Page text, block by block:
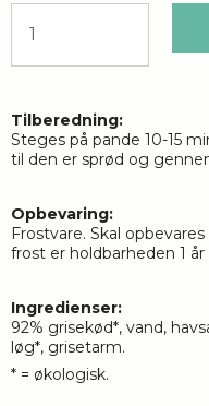
Tilberedning:
Steges på pande 10-15
til den er sprød og
Opbevaring:
Frostvare. Skal
frost er holdbarheden 1
Ingredienser:
92% grisekød*, vand,
løg*, grisetarm.
* = økologisk.